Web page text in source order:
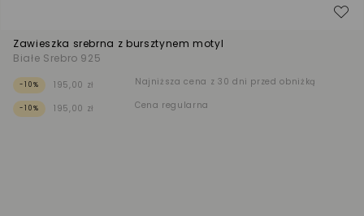
Zawieszka srebrna z bursztynem motyl
Białe Srebro 925
-10% 195,00 zł Najniższa cena z 30 dni przed obniżką
-10% 195,00 zł Cena regularna